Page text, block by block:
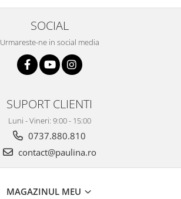
SOCIAL
Urmareste-ne in social media
SUPORT CLIENTI
Luni - Vineri: 9:00 - 15:00
0737.880.810
contact@paulina.ro
MAGAZINUL MEU